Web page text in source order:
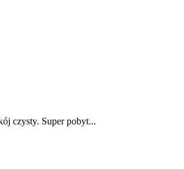
czysty. Super pobyt...